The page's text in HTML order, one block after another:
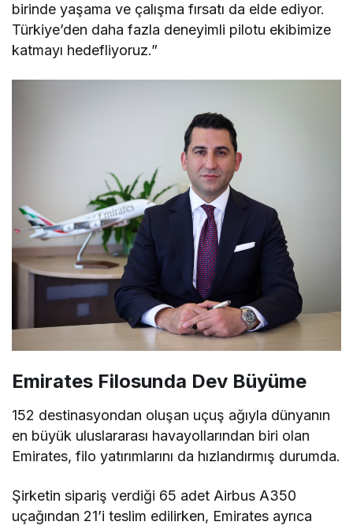
birinde yaşama ve çalışma fırsatı da elde ediyor.
Türkiye’den daha fazla deneyimli pilotu ekibimize
katmayı hedefliyoruz.”
Emirates Filosunda Dev Büyüme
152 destinasyondan oluşan uçuş ağıyla dünyanın
en büyük uluslararası havayollarından biri olan
Emirates, filo yatırımlarını da hızlandırmış durumda.
Şirketin sipariş verdiği 65 adet Airbus A350
uçağından 21’i teslim edilirken, Emirates ayrıca